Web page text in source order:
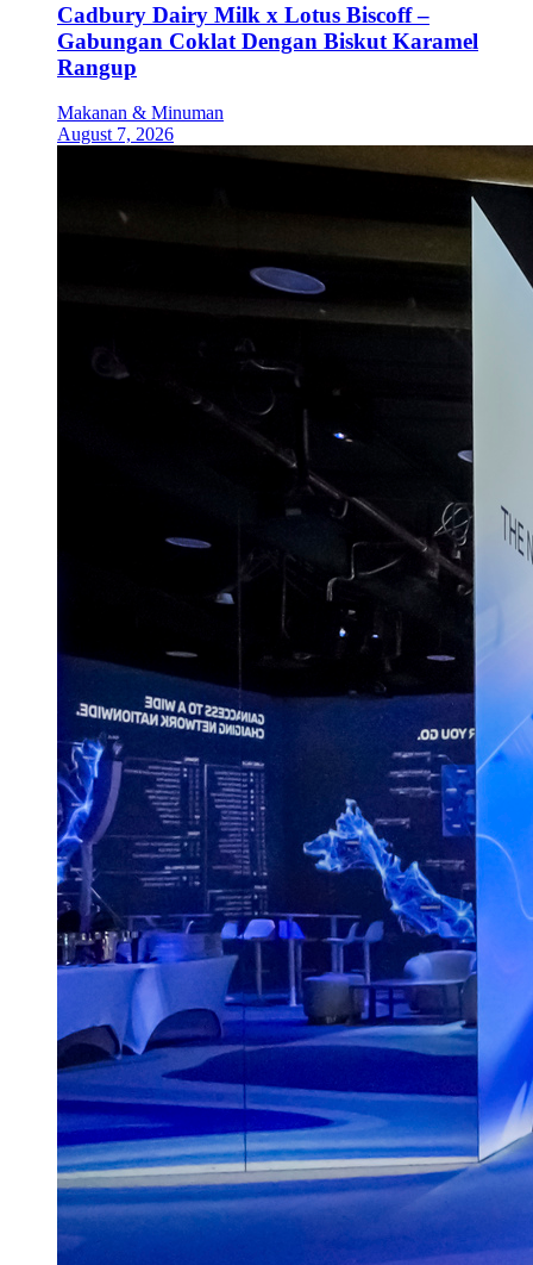
Cadbury Dairy Milk x Lotus Biscoff –
Gabungan Coklat Dengan Biskut Karamel
Rangup
Makanan & Minuman
August 7, 2026